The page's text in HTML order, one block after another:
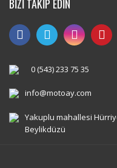
BİZİ TAKİP EDİN
0 (543) 233 75 35
info@motoay.com
Yakuplu mahallesi
Beylikdüzü